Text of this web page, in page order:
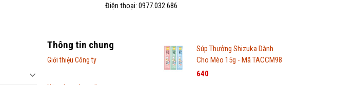
Điện thoại: 0977.032.686
Thông tin chung
Giới thiệu Công ty
Súp Thưởng Shizuka Dành
Cho Mèo 15g - Mã TACCM98
640